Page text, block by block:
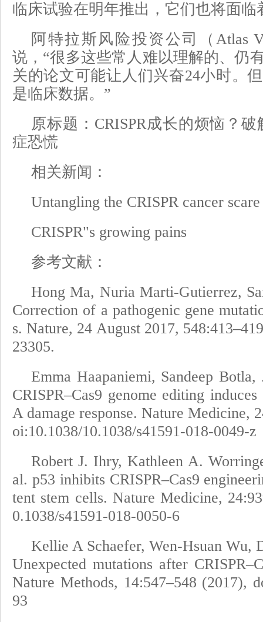
临床试验在明年推出，它们也将面临
阿特拉斯风险投资公司（Atlas
说，“很多这些常人难以理解的、仍
关的论文可能让人们兴奋24小时。
是临床数据。”
原标题：CRISPR成长的烦恼？破
症恐慌
相关新闻：
Untangling the CRISPR cancer scare
CRISPR"s growing pains
参考文献：
Hong Ma, Nuria Marti-Gutierrez,
Correction of a pathogenic gene
s. Nature, 24 August 2017,
23305.
Emma Haapaniemi, Sandeep Botla,
CRISPR–Cas9 genome editing
A damage response. Nature Medicine,
oi:10.1038/10.1038/s41591-018-0049-z
Robert J. Ihry, Kathleen A.
al. p53 inhibits CRISPR–Cas9
tent stem cells. Nature Medicine,
0.1038/s41591-018-0050-6
Kellie A Schaefer, Wen-Hsuan Wu,
Unexpected mutations after
Nature Methods, 14:547–548 (2017),
93